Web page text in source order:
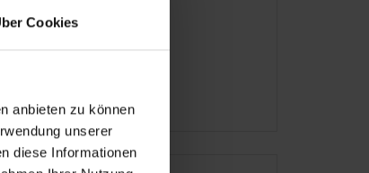
Cookies
anbieten zu können
unserer
diese Informationen